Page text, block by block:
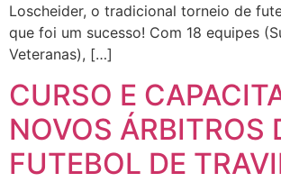
Loscheider, o tradicional torneio de
que foi um sucesso! Com 18 equipes
Veteranas), […]
CURSO E
NOVOS ÁRBITROS
FUTEBOL DE